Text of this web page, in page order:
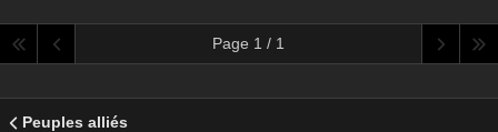
Page 1 / 1
Peuples alliés